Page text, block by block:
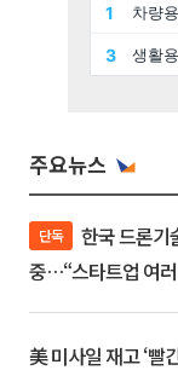
주요뉴스
단독
중…“스타트업 여
美 미사일 재고 ‘빨